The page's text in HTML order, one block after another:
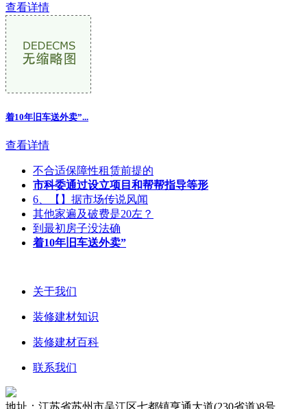
查看详情
着10年旧车送外卖”...
查看详情
不合适保障性租赁前提的
市科委通过设立项目和帮帮指导等形
6、【】据市场传说风闻
其他家遍及破费是20左？
到最初房子没法确
着10年旧车送外卖”
关于我们
装修建材知识
装修建材百科
联系我们
地址：江苏省苏州市吴江区七都镇亨通大道(230省道)8号